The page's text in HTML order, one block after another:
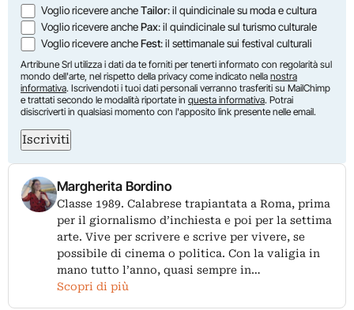
Voglio ricevere ancheTailor: il quindicinale su moda e cultura
Voglio ricevere anchePax: il quindicinale sul turismo culturale
Voglio ricevere ancheFest: il settimanale sui festival culturali
Artribune Srl utilizza i dati da te forniti per tenerti informato con regolarità sul
mondo dell'arte, nel rispetto della privacy come indicato nella nostra
informativa. Iscrivendoti i tuoi dati personali verranno trasferiti su MailChimp
e trattati secondo le modalità riportate in questa informativa. Potrai
disiscriverti in qualsiasi momento con l'apposito link presente nelle email.
Iscriviti
Margherita Bordino
Classe 1989. Calabrese trapiantata a Roma, prima
per il giornalismo d’inchiesta e poi per la settima
arte. Vive per scrivere e scrive per vivere, se
possibile di cinema o politica. Con la valigia in
mano tutto l’anno, quasi sempre in…
Scopri di più